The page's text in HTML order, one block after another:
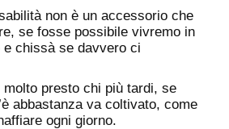
non è un accessorio che
se fosse possibile vivremo in
e chissà se davvero ci
presto chi più tardi, se
abbastanza va coltivato, come
ogni giorno.